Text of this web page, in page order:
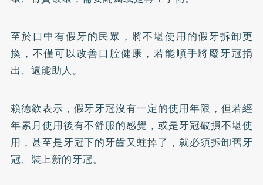
至於口中有假牙的民眾，將不堪使用的假牙拆卸更
換，不僅可以改善口腔健康，若能順手將廢牙冠捐
出、還能助人。
賴德欽表示，假牙牙冠沒有一定的使用年限，但若經
年累月使用後有不舒服的感覺，或是牙冠破損不堪使
用，甚至是牙冠下的牙齒又蛀掉了，就必須拆卸舊牙
冠、裝上新的牙冠。